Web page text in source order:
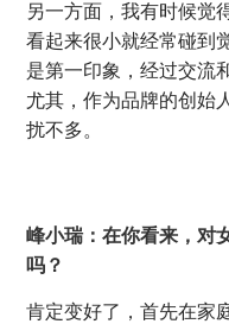
另一方面，我有时候觉
看起来很小就经常碰到
是第一印象，经过交流
尤其，作为品牌的创始
扰不多。
峰小瑞：在你看来，对
吗？
肯定变好了，首先在家